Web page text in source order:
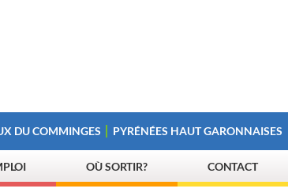
DU COMMINGES PYRÉNÉES HAUT GARONNAISES
OÙ SORTIR? CONTACT